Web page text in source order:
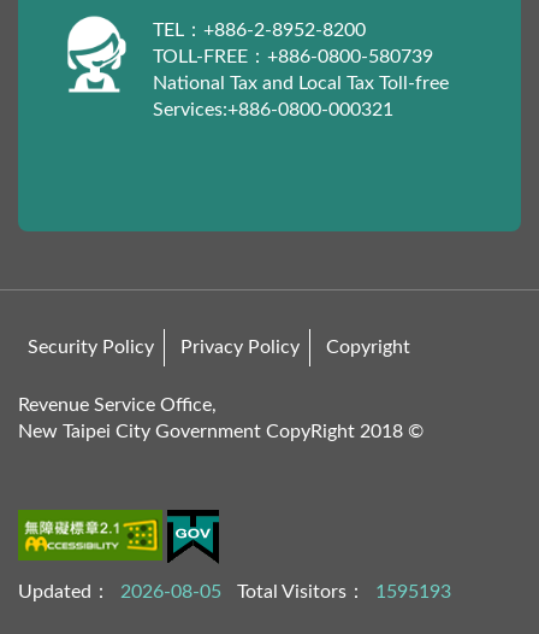
TEL：+886-2-8952-8200
TOLL-FREE：+886-0800-580739
National Tax and Local Tax Toll-free
Services:+886-0800-000321
Security Policy Privacy Policy Copyright
Revenue Service Office,
New Taipei City Government CopyRight 2018 ©
Updated： 2026-08-05 Total Visitors： 1595193